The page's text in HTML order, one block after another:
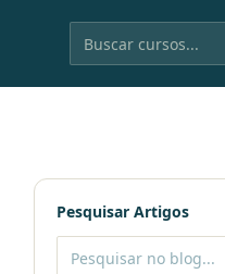
Pesquisar Artigos